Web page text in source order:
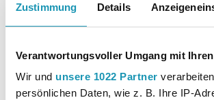
Zustimmung Details
Verantwortungsvoller Umgang mit
Wir und unsere 1022 Partner
persönlichen Daten, wie z. B. Ihre IP-
Das Arbeitsbuch erscheint im Sommer.
Downloads
Leseprobe
Inhaltsverzeichnis